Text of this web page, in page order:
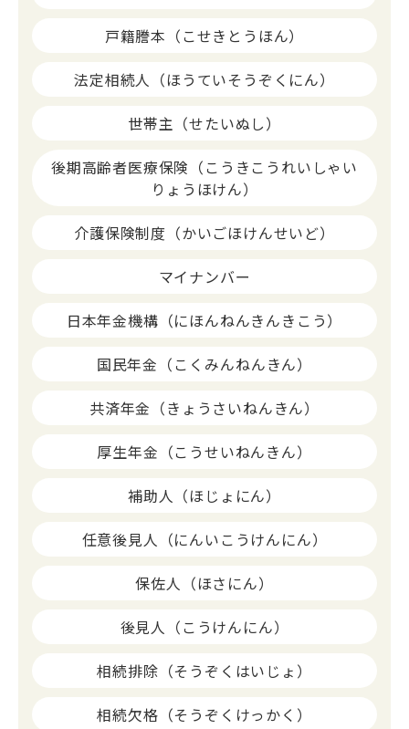
戸籍謄本（こせきとうほん）
法定相続人（ほうていそうぞくにん）
世帯主（せたいぬし）
後期高齢者医療保険（こうきこうれいしゃい
りょうほけん）
介護保険制度（かいごほけんせいど）
マイナンバー
日本年金機構（にほんねんきんきこう）
国民年金（こくみんねんきん）
共済年金（きょうさいねんきん）
厚生年金（こうせいねんきん）
補助人（ほじょにん）
任意後見人（にんいこうけんにん）
保佐人（ほさにん）
後見人（こうけんにん）
相続排除（そうぞくはいじょ）
相続欠格（そうぞくけっかく）